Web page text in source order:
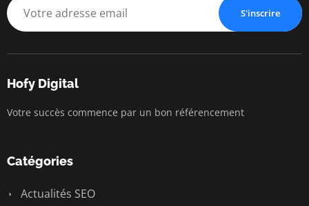
S'inscrire
Hofy Digital
Votre succès commence par un bon référencement
Catégories
Actualités SEO